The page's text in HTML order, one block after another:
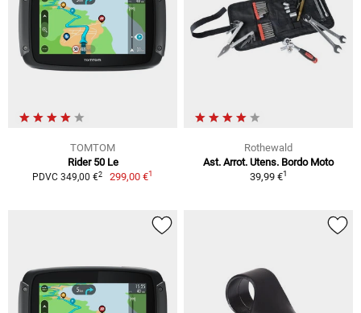
TOMTOM
Rider 50 Le
PDVC 349,00 €2 299,00 €1
Rothewald
Ast. Arrot. Utens. Bordo Moto
39,99 €1